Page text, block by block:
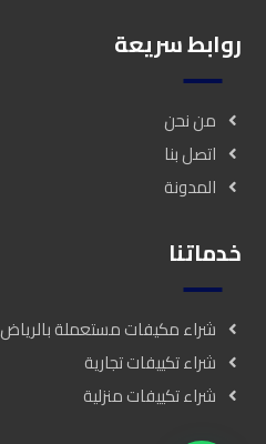
روابط سريعة
من نحن
اتصل بنا
المدونة
خدماتنا
شراء مكيفات مستعملة بالرياض ٠٥٥٥٤٣٧٢٢٤
شراء تكييفات تجارية
شراء تكييفات منزلية